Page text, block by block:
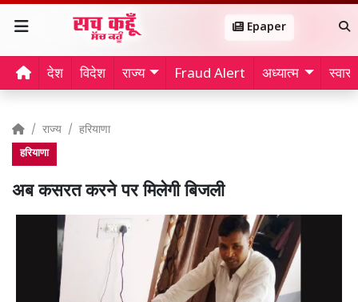
Epaper
देश विदेश राज्य Fraud Alert अध्यात्म
राज्य हरियाणा
हरियाणा
अब कसरत करने पर मिलेगी बिजली